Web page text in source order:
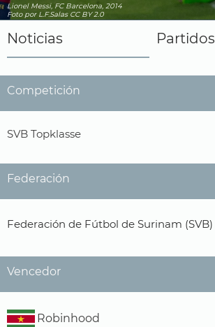
Lionel Messi, FC Barcelona, 2014
Fotopor L.F.Salas CC BY 2.0
Noticias Partidos
Competición
SVB Topklasse
Federación
Federación de Fútbol de Surinam (SVB)
Vencedor
Robinhood